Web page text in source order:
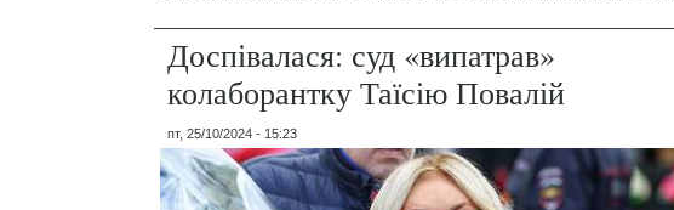
Доспівалася: суд «випатрав»
колаборантку Таїсію Повалій
пт, 25/10/2024 - 15:23